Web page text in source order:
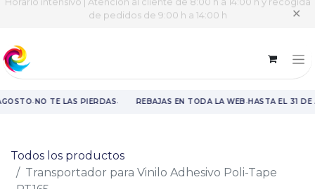
Horario intensivo | Atención al cliente de 8:00 h a 14:00 h y recogida
de pedidos de 9:00 h a 14:00 h ✕
·NO TE LAS PIERDAS· REBAJAS EN TODA LA WEB·HASTA EL 31 DE
Todos los productos
Transportador para Vinilo Adhesivo Poli-Tape